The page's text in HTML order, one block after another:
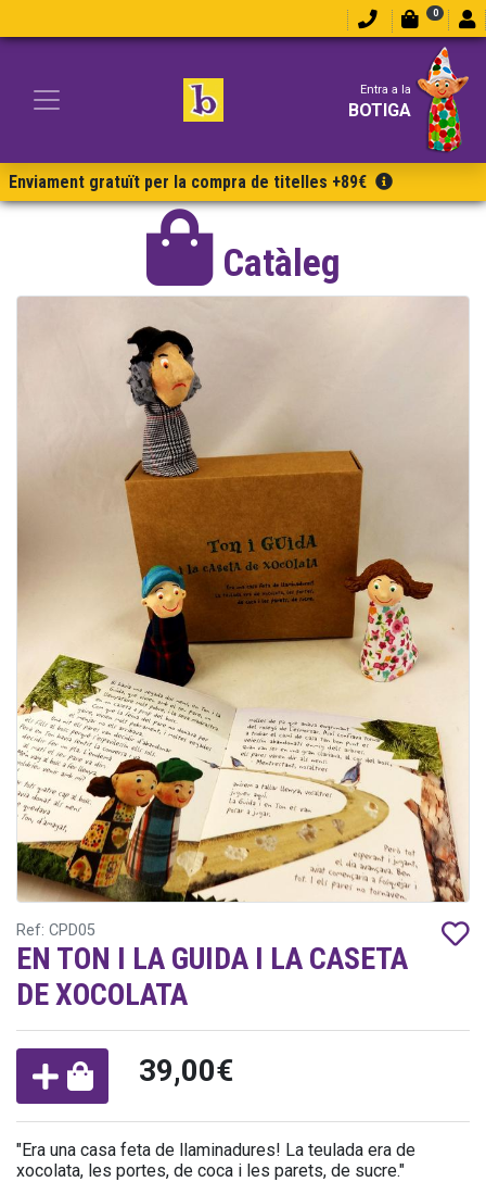
0
Entra a la
BOTIGA
Enviament gratuït per la compra de titelles +89€
Catàleg
Ref: CPD05
EN TON I LA GUIDA I LA CASETA
DE XOCOLATA
39,00€
"Era una casa feta de llaminadures! La teulada era de
xocolata, les portes, de coca i les parets, de sucre."